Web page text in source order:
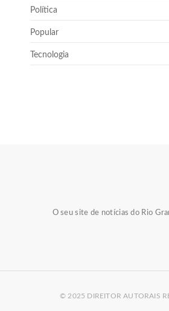
Política
Popular
Tecnologia
O seu site de notícias do Rio
© 2025 DIREITOR AUTORAIS